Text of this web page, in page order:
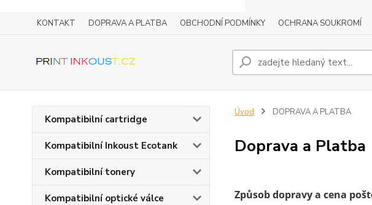
KONTAKT DOPRAVA A PLATBA OBCHODNÍ PODMÍNKY OCHRANA SOUKROMÍ
Kompatibilní cartridge
Kompatibilní Inkoust Ecotank
Kompatibilní tonery
Kompatibilní optické válce
Úvod DOPRAVA A PLATBA
Doprava a Platba
Způsob dopravy a cena